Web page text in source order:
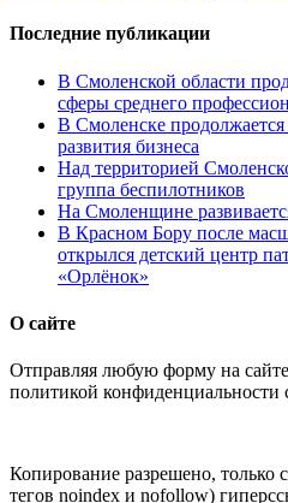
Последние публикации
В Смоленской области
сферы среднего
В Смоленске продолжается
развития бизнеса
Над территорией
группа беспилотников
На Смоленщине
В Красном Бору после
открылся детский центр
«Орлёнок»
О сайте
Отправляя любую форму на
политикой конфиденциальности
Копирование разрешено, только
тегов noindex и nofollow)